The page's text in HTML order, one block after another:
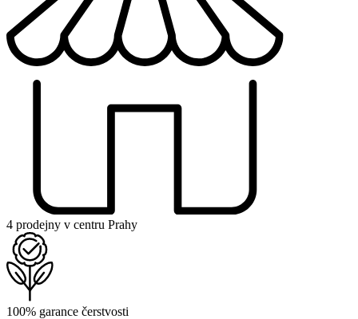
4 prodejny v centru Prahy
100% garance čerstvosti